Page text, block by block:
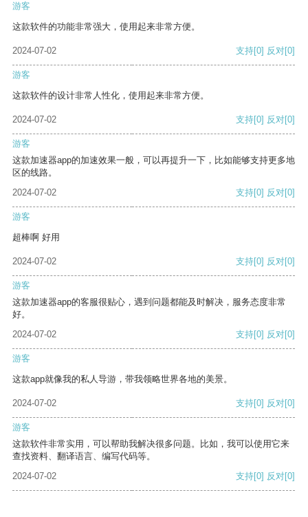
游客
这款软件的功能非常强大，使用起来非常方便。
2024-07-02 支持[0] 反对[0]
游客
这款软件的设计非常人性化，使用起来非常方便。
2024-07-02 支持[0] 反对[0]
游客
这款加速器app的加速效果一般，可以再提升一下，比如能够支持更多地
区的线路。
2024-07-02
支持[0] 反对[0]
游客
超棒啊 好用
2024-07-02 支持[0] 反对[0]
游客
这款加速器app的客服很贴心，遇到问题都能及时解决，服务态度非常
好。
2024-07-02
支持[0] 反对[0]
游客
这款app就像我的私人导游，带我领略世界各地的美景。
2024-07-02 支持[0] 反对[0]
游客
这款软件非常实用，可以帮助我解决很多问题。比如，我可以使用它来
查找资料、翻译语言、编写代码等。
2024-07-02
支持[0] 反对[0]